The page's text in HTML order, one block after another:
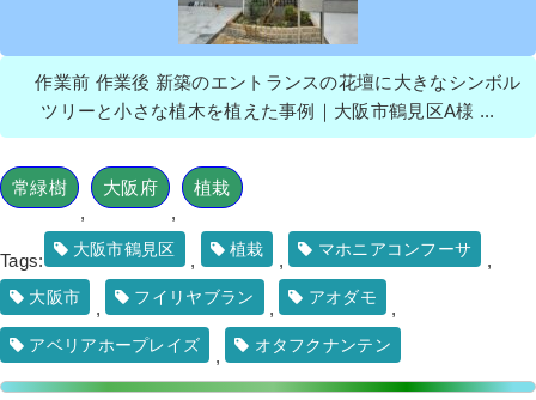
作業前 作業後 新築のエントランスの花壇に大きなシンボル
ツリーと小さな植木を植えた事例｜大阪市鶴見区A様 ...
常緑樹
,
大阪府
,
植栽
Tags:
大阪市鶴見区
,
植栽
,
マホニアコンフーサ
,
大阪市
,
フイリヤブラン
,
アオダモ
,
アベリアホープレイズ
,
オタフクナンテン